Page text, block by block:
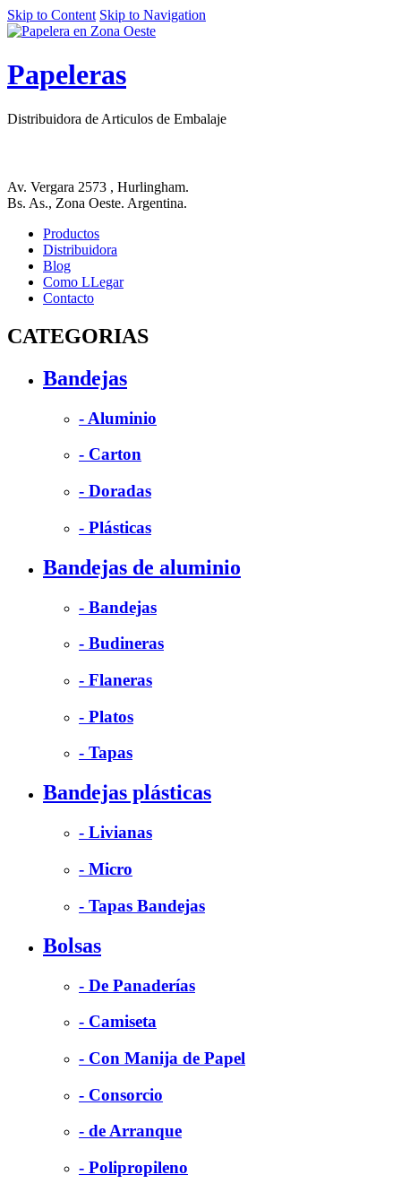
Skip to Content Skip to Navigation
Papeleras
Distribuidora de Articulos de Embalaje
Av. Vergara 2573 , Hurlingham.
Bs. As., Zona Oeste. Argentina.
Productos
Distribuidora
Blog
Como LLegar
Contacto
CATEGORIAS
Bandejas
- Aluminio
- Carton
- Doradas
- Plásticas
Bandejas de aluminio
- Bandejas
- Budineras
- Flaneras
- Platos
- Tapas
Bandejas plásticas
- Livianas
- Micro
- Tapas Bandejas
Bolsas
- De Panaderías
- Camiseta
- Con Manija de Papel
- Consorcio
- de Arranque
- Polipropileno